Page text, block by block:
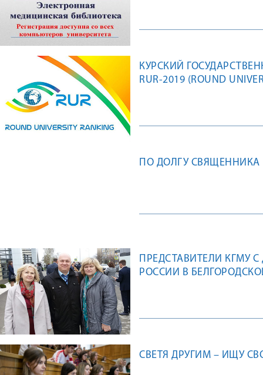
КУРСКИЙ
RUR-2019 (ROUND
ПО ДОЛГУ СВЯЩЕННИКА
ПРЕДСТАВИТЕЛИ КГМУ
РОССИИ В
СВЕТЯ ДРУГИМ – ИЩУ